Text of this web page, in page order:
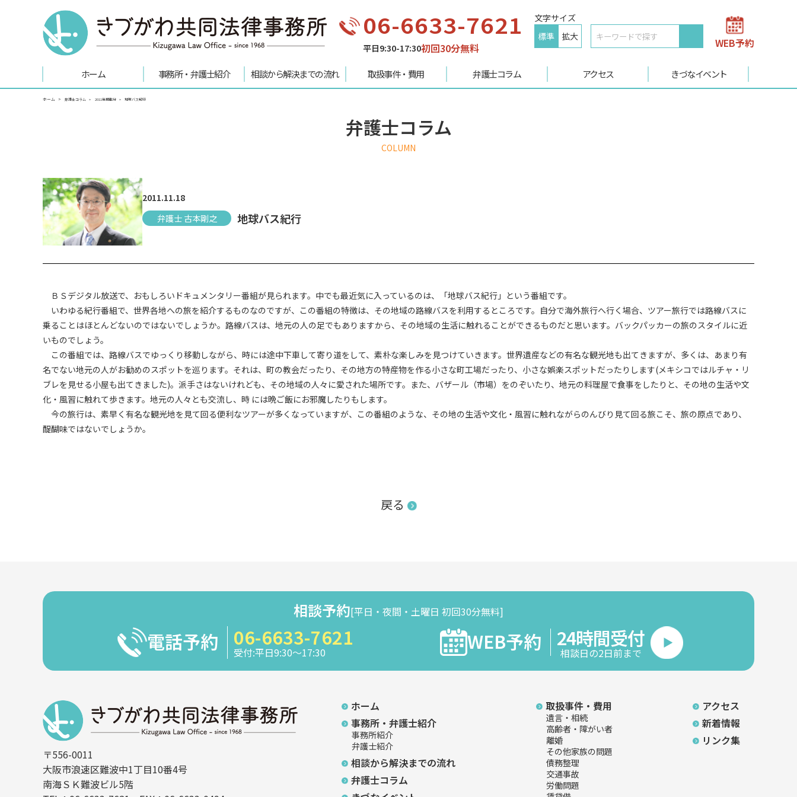
06-6633-7621
平日9:30-17:30初回30分無料
文字サイズ
標準
拡大 WEB予約
ホーム 事務所・弁護士紹介 相談から解決までの流れ 取扱事件・費用 弁護士コラム アクセス きづなイベント
ホーム 弁護士コラム 2011年掲載分 地球バス紀行
弁護士コラム
COLUMN
2011.11.18
弁護士 古本剛之
地球バス紀行
ＢＳデジタル放送で、おもしろいドキュメンタリー番組が見られます。中でも最近気に入っているのは、「地球バス紀行」という番組です。
いわゆる紀行番組で、世界各地への旅を紹介するものなのですが、この番組の特徴は、その地域の路線バスを利用するところです。自分で海外旅行へ行く場合、ツアー旅行では路線バスに
乗ることはほとんどないのではないでしょうか。路線バスは、地元の人の足でもありますから、その地域の生活に触れることができるものだと思います。バックパッカーの旅のスタイルに近
いものでしょう。
この番組では、路線バスでゆっくり移動しながら、時には途中下車して寄り道をして、素朴な楽しみを見つけていきます。世界遺産などの有名な観光地も出てきますが、多くは、あまり有
名でない地元の人がお勧めのスポットを巡ります。それは、町の教会だったり、その地方の特産物を作る小さな町工場だったり、小さな娯楽スポットだったりします(メキシコではルチャ・リ
ブレを見せる小屋も出てきました)。派手さはないけれども、その地域の人々に愛された場所です。また、バザール（市場）をのぞいたり、地元の料理屋で食事をしたりと、その地の生活や文
化・風習に触れて歩きます。地元の人々とも交流し、時 には晩ご飯にお邪魔したりもします。
今の旅行は、素早く有名な観光地を見て回る便利なツアーが多くなっていますが、この番組のような、その地の生活や文化・風習に触れながらのんびり見て回る旅こそ、旅の原点であり、
醍醐味ではないでしょうか。
戻る
相談予約[平日・夜間・土曜日 初回30分無料]
電話予約 06-6633-7621
受付:平日9:30～17:30 WEB予約 24時間受付
相談日の2日前まで
〒556-0011
大阪市浪速区難波中1丁目10番4号
南海ＳＫ難波ビル5階
ホーム
事務所・弁護士紹介
事務所紹介
弁護士紹介
相談から解決までの流れ
弁護士コラム
取扱事件・費用
遺言・相続
高齢者・障がい者
離婚
その他家族の問題
債務整理
交通事故
労働問題
アクセス
新着情報
リンク集